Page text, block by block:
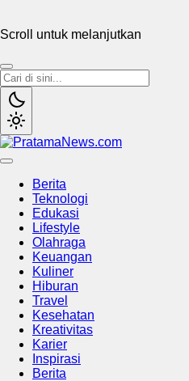
Scroll untuk melanjutkan
Berita
Teknologi
Edukasi
Lifestyle
Olahraga
Keuangan
Kuliner
Hiburan
Travel
Kesehatan
Kreativitas
Karier
Inspirasi
Berita